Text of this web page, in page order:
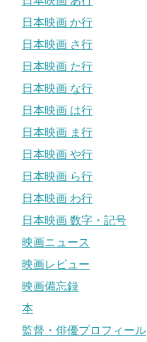
日本映画 か行
日本映画 さ行
日本映画 た行
日本映画 な行
日本映画 は行
日本映画 ま行
日本映画 や行
日本映画 ら行
日本映画 わ行
日本映画 数字・記号
映画ニュース
映画レビュー
映画備忘録
本
監督・俳優プロフィール